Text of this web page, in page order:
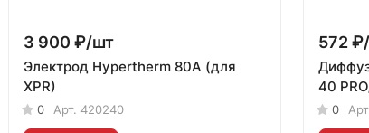
3 900 ₽/шт
Электрод Hypertherm 80А (для
XPR)
0 Арт. 420240
572 ₽/
40
0 Арт.